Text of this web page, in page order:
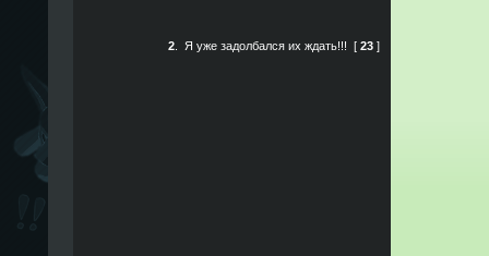
2. Я уже задолбался их ждать!!! [ 23]